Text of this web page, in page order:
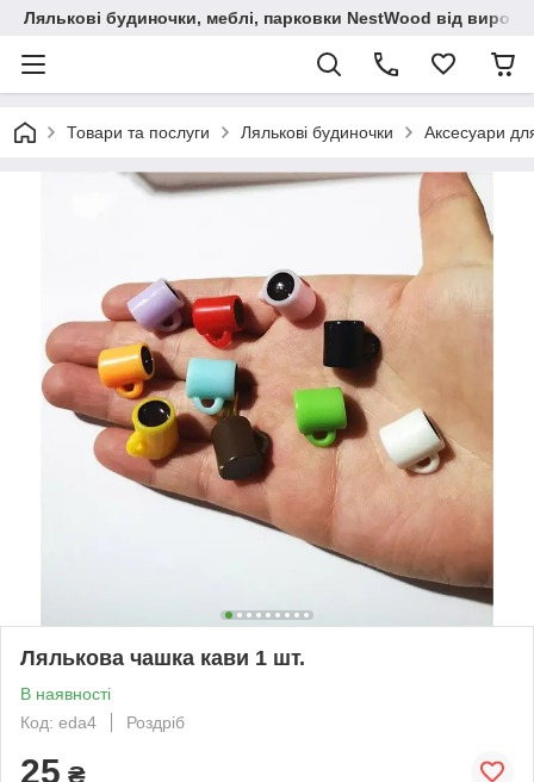
Лялькові будиночки, меблі, парковки NestWood від
Товари та послуги Лялькові будиночки Аксесуари
Лялькова чашка кави 1 шт.
В наявності
Код: eda4
Роздріб
25 ₴